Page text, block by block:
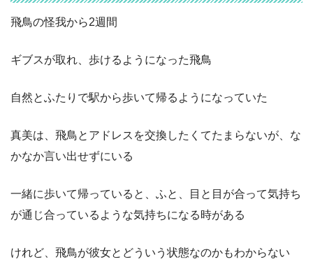
飛鳥の怪我から2週間
ギブスが取れ、歩けるようになった飛鳥
自然とふたりで駅から歩いて帰るようになっていた
真美は、飛鳥とアドレスを交換したくてたまらないが、な
かなか言い出せずにいる
一緒に歩いて帰っていると、ふと、目と目が合って気持ち
が通じ合っているような気持ちになる時がある
けれど、飛鳥が彼女とどういう状態なのかもわからない